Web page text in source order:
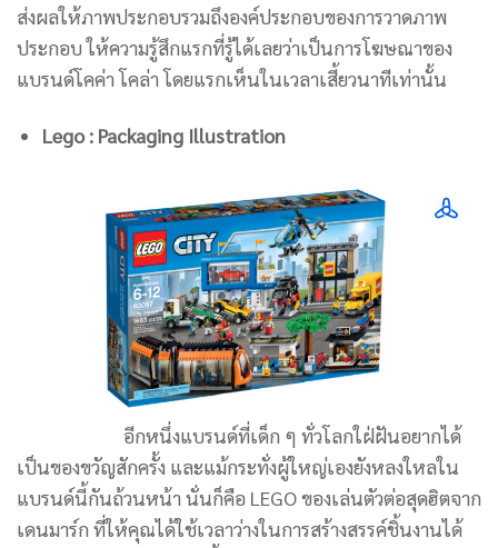
ส่งผลให้ภาพประกอบรวมถึงองค์ประกอบของการวาดภาพ
ประกอบ ให้ความรู้สึกแรกที่รู้ได้เลยว่าเป็นการโฆษณาของ
แบรนด์โคค่า โคล่า โดยแรกเห็นในเวลาเสี้ยวนาทีเท่านั้น
Lego : Packaging Illustration
อีกหนึ่งแบรนด์ที่เด็ก ๆ ทั่วโลกใฝ่ฝันอยากได้
เป็นของขวัญสักครั้ง และแม้กระทั่งผู้ใหญ่เองยังหลงใหลใน
แบรนด์นี้กันถ้วนหน้า นั่นก็คือ LEGO ของเล่นตัวต่อสุดฮิตจาก
เดนมาร์ก ที่ให้คุณได้ใช้เวลาว่างในการสร้างสรรค์ชิ้นงานได้